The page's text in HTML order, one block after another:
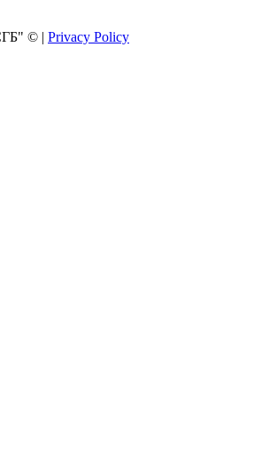
© | Privacy Policy